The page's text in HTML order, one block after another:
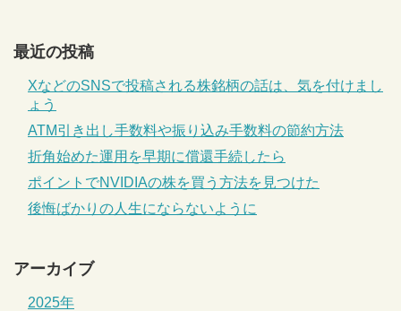
最近の投稿
XなどのSNSで投稿される株銘柄の話は、気を付けまし
ょう
ATM引き出し手数料や振り込み手数料の節約方法
折角始めた運用を早期に償還手続したら
ポイントでNVIDIAの株を買う方法を見つけた
後悔ばかりの人生にならないように
アーカイブ
2025年